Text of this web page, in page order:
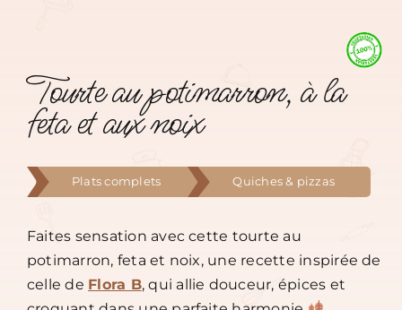
Tourte au potimarron, à la
feta et aux noix
Plats complets Quiches & pizzas
Faites sensation avec cette tourte au
potimarron, feta et noix, une recette inspirée de
celle de Flora B, qui allie douceur, épices et